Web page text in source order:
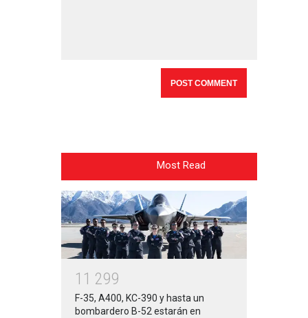
Most Read
1 1 299
F-35, A400, KC-390 y hasta un
bombardero B-52 estarán en